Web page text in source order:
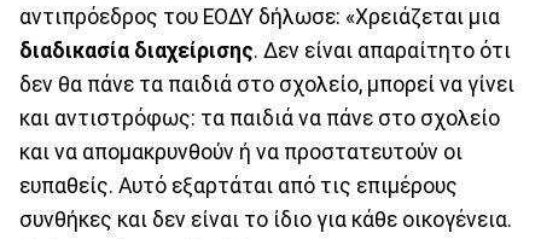
αντιπρόεδρος του ΕΟΔΥ δήλωσε: «Χρειάζεται μια
διαδικασία διαχείρισης. Δεν είναι απαραίτητο ότι
δεν θα πάνε τα παιδιά στο σχολείο, μπορεί να γίνει
και αντιστρόφως: τα παιδιά να πάνε στο σχολείο
και να απομακρυνθούν ή να προστατευτούν οι
ευπαθείς. Αυτό εξαρτάται από τις επιμέρους
συνθήκες και δεν είναι το ίδιο για κάθε οικογένεια.